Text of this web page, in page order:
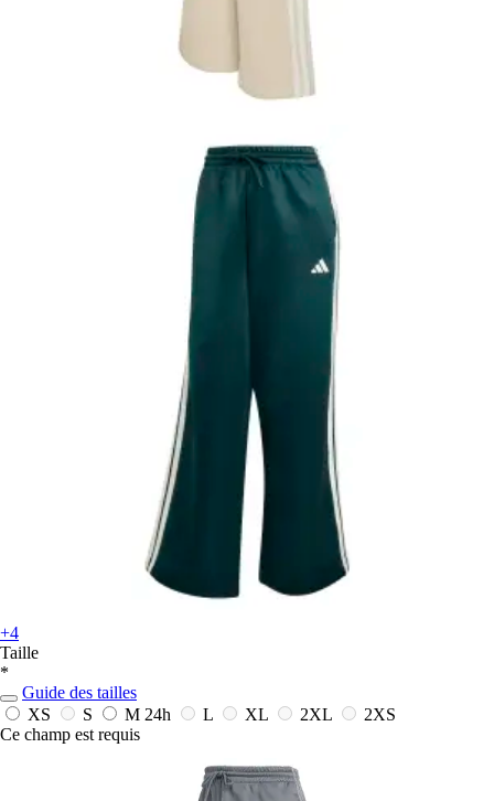
+4
Taille
*
Guide des tailles
XS
S M 24h L XL 2XL
2XS
Ce champ est requis